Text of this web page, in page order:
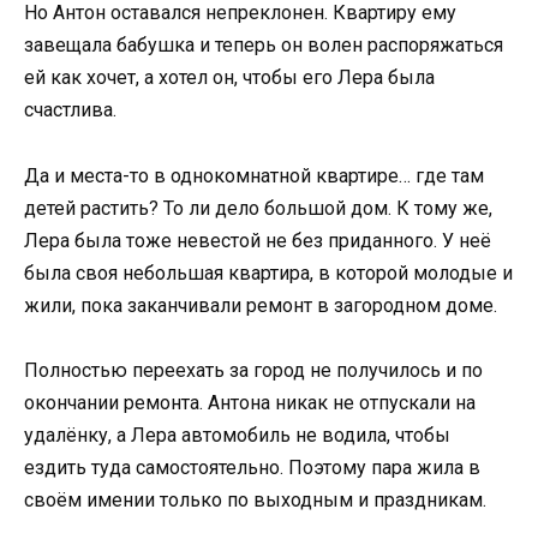
Но Антон оставался непреклонен. Квартиру ему
завещала бабушка и теперь он волен распоряжаться
ей как хочет, а хотел он, чтобы его Лера была
счастлива.
Да и места-то в однокомнатной квартире… где там
детей растить? То ли дело большой дом. К тому же,
Лера была тоже невестой не без приданного. У неё
была своя небольшая квартира, в которой молодые и
жили, пока заканчивали ремонт в загородном доме.
Полностью переехать за город не получилось и по
окончании ремонта. Антона никак не отпускали на
удалёнку, а Лера автомобиль не водила, чтобы
ездить туда самостоятельно. Поэтому пара жила в
своём имении только по выходным и праздникам.